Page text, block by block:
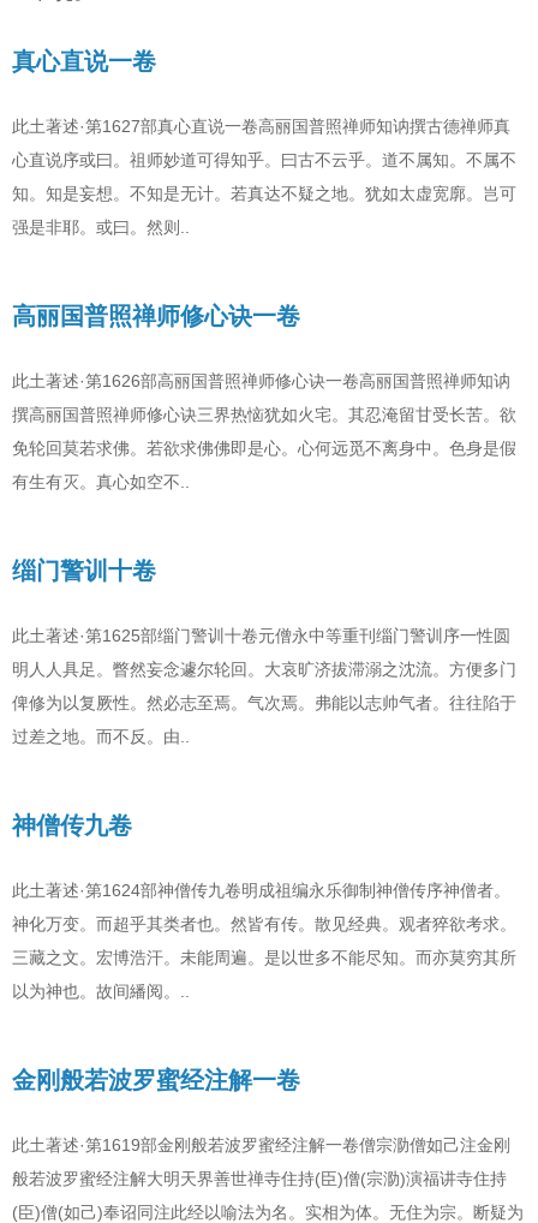
真心直说一卷
此土著述·第1627部真心直说一卷高丽国普照禅师知讷撰古德禅师真
心直说序或曰。祖师妙道可得知乎。曰古不云乎。道不属知。不属不
知。知是妄想。不知是无计。若真达不疑之地。犹如太虚宽廓。岂可
强是非耶。或曰。然则..
高丽国普照禅师修心诀一卷
此土著述·第1626部高丽国普照禅师修心诀一卷高丽国普照禅师知讷
撰高丽国普照禅师修心诀三界热恼犹如火宅。其忍淹留甘受长苦。欲
免轮回莫若求佛。若欲求佛佛即是心。心何远觅不离身中。色身是假
有生有灭。真心如空不..
缁门警训十卷
此土著述·第1625部缁门警训十卷元僧永中等重刊缁门警训序一性圆
明人人具足。瞥然妄念遽尔轮回。大哀旷济拔滞溺之沈流。方便多门
俾修为以复厥性。然必志至焉。气次焉。弗能以志帅气者。往往陷于
过差之地。而不反。由..
神僧传九卷
此土著述·第1624部神僧传九卷明成祖编永乐御制神僧传序神僧者。
神化万变。而超乎其类者也。然皆有传。散见经典。观者猝欲考求。
三藏之文。宏博浩汗。未能周遍。是以世多不能尽知。而亦莫穷其所
以为神也。故间繙阅。..
金刚般若波罗蜜经注解一卷
此土著述·第1619部金刚般若波罗蜜经注解一卷僧宗泐僧如己注金刚
般若波罗蜜经注解大明天界善世禅寺住持(臣)僧(宗泐)演福讲寺住持
(臣)僧(如己)奉诏同注此经以喻法为名。实相为体。无住为宗。断疑为